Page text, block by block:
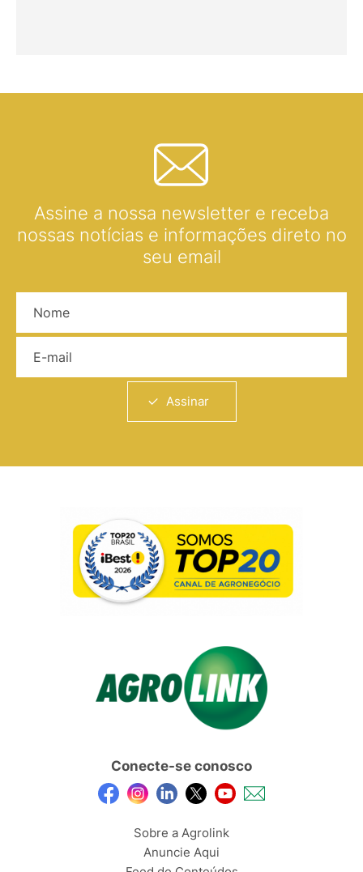
Assine a nossa newsletter e receba
nossas notícias e informações direto no
seu email
Assinar
Conecte-se conosco
Sobre a Agrolink
Anuncie Aqui